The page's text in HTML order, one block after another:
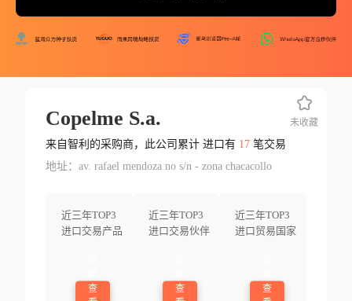
Copelme S.a.
来自智利的采购商，此公司累计 进口有 17笔交易
地址：av. rafael mendoza no s/n - zona chacacollo
近三年TOP3
进口交易产品
查
近三年TOP3
进口交易伙伴
查
近三年TOP3
进口贸易国家
查
未收藏